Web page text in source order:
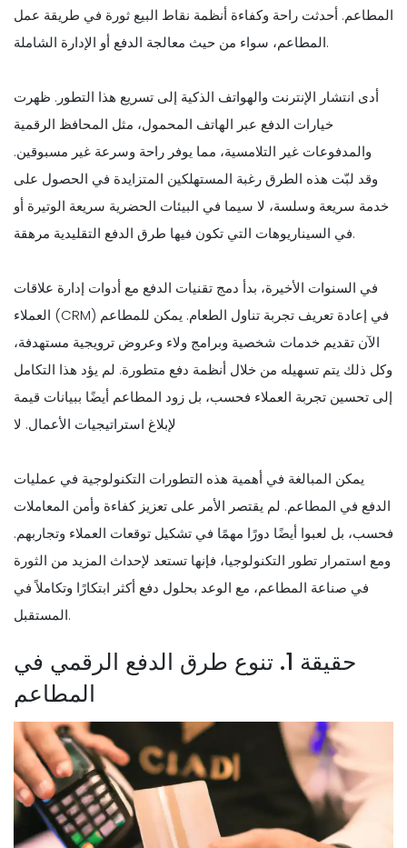
المطاعم. أحدثت راحة وكفاءة أنظمة نقاط البيع ثورة في طريقة عمل
المطاعم، سواء من حيث معالجة الدفع أو الإدارة الشاملة.
أدى انتشار الإنترنت والهواتف الذكية إلى تسريع هذا التطور. ظهرت
خيارات الدفع عبر الهاتف المحمول، مثل المحافظ الرقمية
والمدفوعات غير التلامسية، مما يوفر راحة وسرعة غير مسبوقين.
وقد لبّت هذه الطرق رغبة المستهلكين المتزايدة في الحصول على
خدمة سريعة وسلسة، لا سيما في البيئات الحضرية سريعة الوتيرة أو
في السيناريوهات التي تكون فيها طرق الدفع التقليدية مرهقة.
في السنوات الأخيرة، بدأ دمج تقنيات الدفع مع أدوات إدارة علاقات
العملاء (CRM) في إعادة تعريف تجربة تناول الطعام. يمكن للمطاعم
الآن تقديم خدمات شخصية وبرامج ولاء وعروض ترويجية مستهدفة،
وكل ذلك يتم تسهيله من خلال أنظمة دفع متطورة. لم يؤد هذا التكامل
إلى تحسين تجربة العملاء فحسب، بل زود المطاعم أيضًا ببيانات قيمة
لإبلاغ استراتيجيات الأعمال. لا
يمكن المبالغة في أهمية هذه التطورات التكنولوجية في عمليات
الدفع في المطاعم. لم يقتصر الأمر على تعزيز كفاءة وأمن المعاملات
فحسب، بل لعبوا أيضًا دورًا مهمًا في تشكيل توقعات العملاء وتجاربهم.
ومع استمرار تطور التكنولوجيا، فإنها تستعد لإحداث المزيد من الثورة
في صناعة المطاعم، مع الوعد بحلول دفع أكثر ابتكارًا وتكاملاً في
المستقبل.
حقيقة 1. تنوع طرق الدفع الرقمي في
المطاعم